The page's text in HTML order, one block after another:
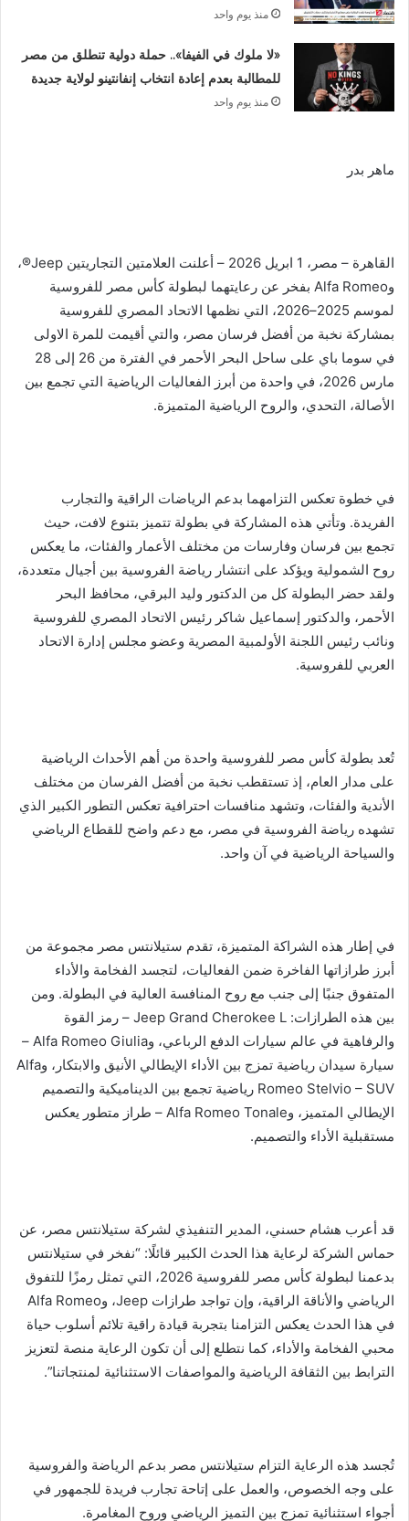
منذ يوم واحد
«لا ملوك في الفيفا».. حملة دولية تنطلق من مصر
للمطالبة بعدم إعادة انتخاب إنفانتينو لولاية جديدة
منذ يوم واحد
ماهر بدر
القاهرة – مصر، 1 ابريل 2026 – أعلنت العلامتين التجاريتين Jeep®️،
وAlfa Romeo بفخر عن رعايتهما لبطولة كأس مصر للفروسية
لموسم 2025–2026، التي نظمها الاتحاد المصري للفروسية
بمشاركة نخبة من أفضل فرسان مصر، والتي أقيمت للمرة الاولى
في سوما باي على ساحل البحر الأحمر في الفترة من 26 إلى 28
مارس 2026، في واحدة من أبرز الفعاليات الرياضية التي تجمع بين
الأصالة، التحدي، والروح الرياضية المتميزة.
في خطوة تعكس التزامهما بدعم الرياضات الراقية والتجارب
الفريدة. وتأتي هذه المشاركة في بطولة تتميز بتنوع لافت، حيث
تجمع بين فرسان وفارسات من مختلف الأعمار والفئات، ما يعكس
روح الشمولية ويؤكد على انتشار رياضة الفروسية بين أجيال متعددة،
ولقد حضر البطولة كل من الدكتور وليد البرقي، محافظ البحر
الأحمر، والدكتور إسماعيل شاكر رئيس الاتحاد المصري للفروسية
ونائب رئيس اللجنة الأولمبية المصرية وعضو مجلس إدارة الاتحاد
العربي للفروسية.
تُعد بطولة كأس مصر للفروسية واحدة من أهم الأحداث الرياضية
على مدار العام، إذ تستقطب نخبة من أفضل الفرسان من مختلف
الأندية والفئات، وتشهد منافسات احترافية تعكس التطور الكبير الذي
تشهده رياضة الفروسية في مصر، مع دعم واضح للقطاع الرياضي
والسياحة الرياضية في آن واحد.
في إطار هذه الشراكة المتميزة، تقدم ستيلانتس مصر مجموعة من
أبرز طرازاتها الفاخرة ضمن الفعاليات، لتجسد الفخامة والأداء
المتفوق جنبًا إلى جنب مع روح المنافسة العالية في البطولة. ومن
بين هذه الطرازات: Jeep Grand Cherokee L – رمز القوة
والرفاهية في عالم سيارات الدفع الرباعي، وAlfa Romeo Giulia –
سيارة سيدان رياضية تمزج بين الأداء الإيطالي الأنيق والابتكار، وAlfa
Romeo Stelvio – SUV رياضية تجمع بين الديناميكية والتصميم
الإيطالي المتميز، وAlfa Romeo Tonale – طراز متطور يعكس
مستقبلية الأداء والتصميم.
قد أعرب هشام حسني، المدير التنفيذي لشركة ستيلانتس مصر، عن
حماس الشركة لرعاية هذا الحدث الكبير قائلًا: “نفخر في ستيلانتس
بدعمنا لبطولة كأس مصر للفروسية 2026، التي تمثل رمزًا للتفوق
الرياضي والأناقة الراقية، وإن تواجد طرازات Jeep، وAlfa Romeo
في هذا الحدث يعكس التزامنا بتجربة قيادة راقية تلائم أسلوب حياة
محبي الفخامة والأداء، كما نتطلع إلى أن تكون الرعاية منصة لتعزيز
الترابط بين الثقافة الرياضية والمواصفات الاستثنائية لمنتجاتنا”.
تُجسد هذه الرعاية التزام ستيلانتس مصر بدعم الرياضة والفروسية
على وجه الخصوص، والعمل على إتاحة تجارب فريدة للجمهور في
أجواء استثنائية تمزج بين التميز الرياضي وروح المغامرة.